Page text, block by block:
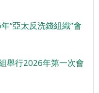
“亞太反洗錢組織”會
舉行2026年第一次會